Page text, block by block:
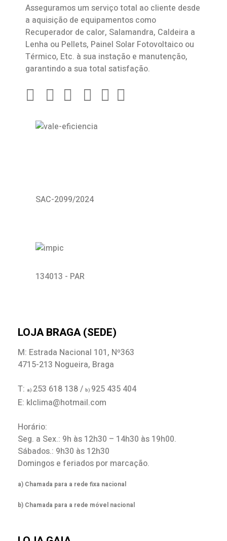
Asseguramos um serviço total ao cliente desde
a aquisição de equipamentos como
Recuperador de calor, Salamandra, Caldeira a
Lenha ou Pellets, Painel Solar Fotovoltaico ou
Térmico, Etc. à sua instação e manutenção,
garantindo a sua total satisfação.
SAC-2099/2024
134013 - PAR
LOJA BRAGA (SEDE)
M: Estrada Nacional 101, Nº363
4715-213 Nogueira, Braga
T: a) 253 618 138 / b) 925 435 404
E: klclima@hotmail.com
Horário:
Seg. a Sex.: 9h às 12h30 – 14h30 às 19h00.
Sábados.: 9h30 às 12h30
Domingos e feriados por marcação.
a) Chamada para a rede fixa nacional
b) Chamada para a rede móvel nacional